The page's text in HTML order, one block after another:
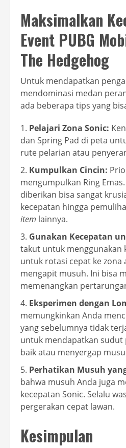
Maksimalkan
Event PUBG
The Hedgehog
Untuk mendapatkan
mendominasi medan
ada beberapa tips yang
Pelajari Zona Sonic:
dan Spring Pad di peta
rute pelarian atau
Kumpulkan Cincin:
mengumpulkan Ring
diberikan bisa sangat
kecepatan hingga
item lainnya.
Gunakan Kecepatan
takut untuk menggunakan
untuk rotasi cepat ke zona
mengapit musuh. Ini bisa
memenangkan
Eksperimen dengan
memungkinkan Anda
yang sebelumnya tidak
untuk mendapatkan sudut
baik atau menyergap
Perhatikan Musuh
bahwa musuh Anda juga
kecepatan Sonic. Selalu
pergerakan cepat lawan.
Kesimpulan